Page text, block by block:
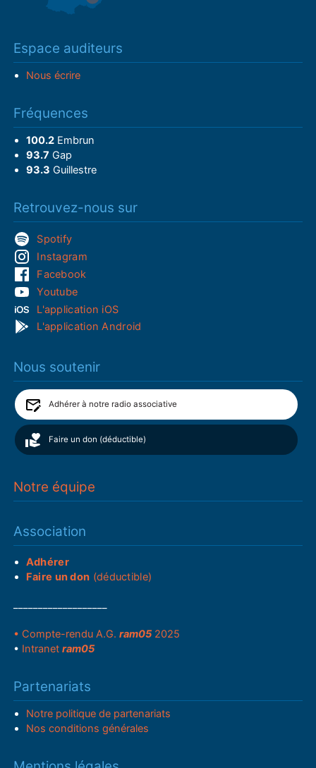
Espace auditeurs
Nous écrire
Fréquences
100.2Embrun
93.7 Gap
93.3 Guillestre
Retrouvez-nous sur
Spotify
Instagram
Facebook
Youtube
L'application iOS
L'application Android
Nous soutenir
Adhérer à notre radio associative
Faire un don (déductible)
Notre équipe
Association
Adhérer
Faire un don (déductible)
• Compte-rendu A.G.ram05 2025
• Intranetram05
Partenariats
Notre politique de partenariats
Nos conditions générales